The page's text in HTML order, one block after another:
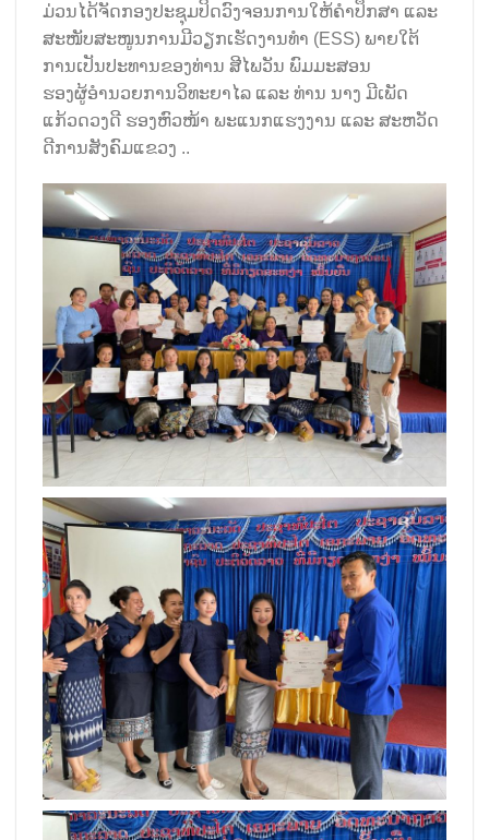
ມ່ວນໄດ້ຈັດກອງປະຊຸມປິດວົງຈອນການໃຫ້ຄໍາປຶກສາ ແລະ
ສະໜັບສະໜູນການມີວຽກເຮັດງານທໍາ (ESS) ພາຍໃຕ້
ການເປັນປະທານຂອງທ່ານ ສີໄພວັນ ພົມມະສອນ
ຮອງຜູ້ອໍານວຍການວິທະຍາໄລ ແລະ ທ່ານ ນາງ ມີເພັດ
ແກ້ວດວງດີ ຮອງຫົວໜ້າ ພະແນກແຮງງານ ແລະ ສະຫວັດ
ດີການສັງຄົມແຂວງ ..